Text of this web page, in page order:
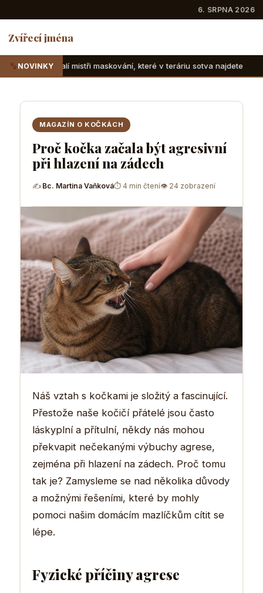
6. SRPNA 2026
Zvířecí jména
NOVINKY
maskování, které v teráriu sotva najdete
MAGAZÍN O KOČKÁCH
Proč kočka začala být agresivní
při hlazení na zádech
✍ Bc. Martina Vaňková⏱ 4 min čtení👁 24 zobrazení
Náš vztah s kočkami je složitý a fascinující.
Přestože naše kočičí přátelé jsou často
láskyplní a přítulní, někdy nás mohou
překvapit nečekanými výbuchy agrese,
zejména při hlazení na zádech. Proč tomu
tak je? Zamysleme se nad několika důvody
a možnými řešeními, které by mohly
pomoci našim domácím mazlíčkům cítit se
lépe.
Fyzické příčiny agrese